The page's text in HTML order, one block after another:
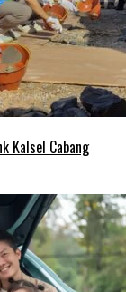
Kalsel Cabang